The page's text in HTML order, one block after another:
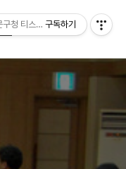
청 티스토리 블로그
구독하기